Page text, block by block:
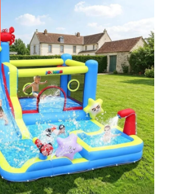
vous avez
concernant
Jambo,
via
« Jambo
« Poser une
équipe est
pour vous
un service
80 % de sa pression, pour la
sécurité des enfants et la
tranquillité d'esprit des parents
[Caractéristiques et accessoires
du produit] : Ce toboggan
aquatique de jardin est livré avec
deux planches de surf gonflables
et un toboggan extra-long pour
des sensations encore plus
fortes. Tous les accessoires sont
inclus ; aucun achat
supplémentaire n'est nécessaire.
C'est le choix idéal pour s'amuser
dehors en été